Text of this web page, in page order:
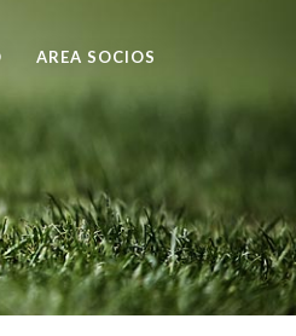
AREA SOCIOS